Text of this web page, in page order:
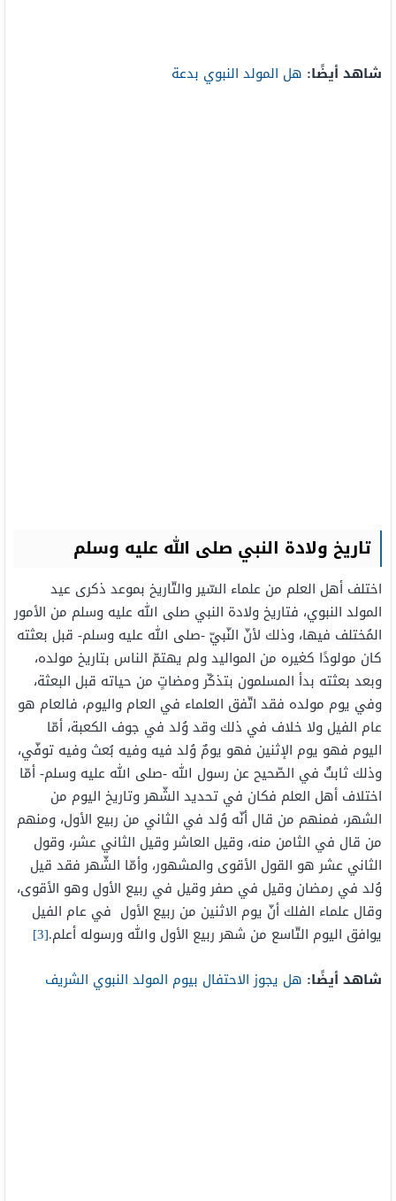
شاهد أيضًا: هل المولد النبوي بدعة
تاريخ ولادة النبي صلى الله عليه وسلم
اختلف أهل العلم من علماء السّير والتّاريخ بموعد ذكرى عيد
المولد النبوي، فتاريخ ولادة النبي صلى الله عليه وسلم من الأمور
المُختلف فيها، وذلك لأنّ النّبيّ -صلى الله عليه وسلم- قبل بعثته
كان مولودًا كغيره من المواليد ولم يهتمّ الناس بتاريخ مولده،
وبعد بعثته بدأ المسلمون بتذكّر ومضاتٍ من حياته قبل البعثة،
وفي يوم مولده فقد اتّفق العلماء في العام واليوم، فالعام هو
عام الفيل ولا خلاف في ذلك وقد وُلد في جوف الكعبة، أمّا
اليوم فهو يوم الإثنين فهو يومٌ وُلد فيه وفيه بُعث وفيه توفّي،
وذلك ثابتٌ في الصّحيح عن رسول الله -صلى الله عليه وسلم- أمّا
اختلاف أهل العلم فكان في تحديد الشّهر وتاريخ اليوم من
الشهر، فمنهم من قال أنّه وُلد في الثاني من ربيع الأول، ومنهم
من قال في الثامن منه، وقيل العاشر وقيل الثاني عشر، وقول
الثاني عشر هو القول الأقوى والمشهور، وأمّا الشّهر فقد قيل
وُلد في رمضان وقيل في صفر وقيل في ربيع الأول وهو الأقوى،
وقال علماء الفلك أنّ يوم الاثنين من ربيع الأول في عام الفيل
يوافق اليوم التّاسع من شهر ربيع الأول والله ورسوله أعلم.[3]
شاهد أيضًا: هل يجوز الاحتفال بيوم المولد النبوي الشريف